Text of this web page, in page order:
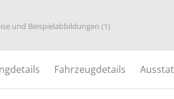
und Beispielabbildungen (1)
Fahrzeugdetails